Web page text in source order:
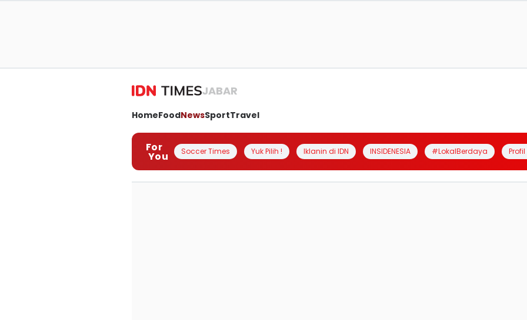
JABAR
HomeFoodNewsSportTravel
For
You Soccer Times Yuk Pilih ! Iklanin di IDN INSIDENESIA #LokalBerdaya